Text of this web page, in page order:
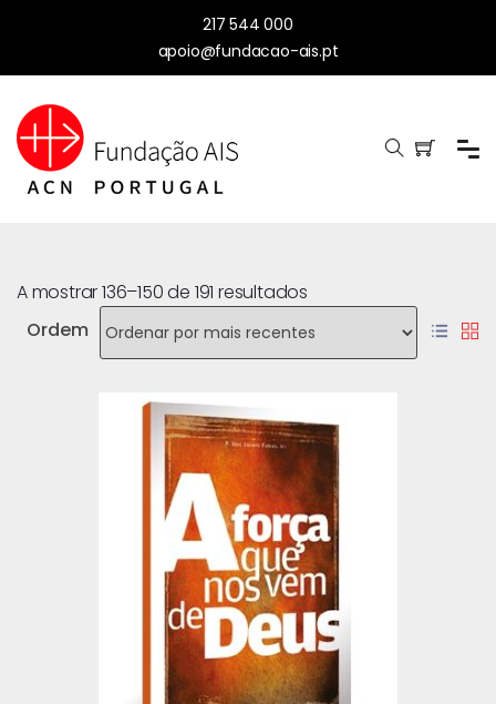
217 544 000
apoio@fundacao-ais.pt
A mostrar 136–150 de 191 resultados
Ordem